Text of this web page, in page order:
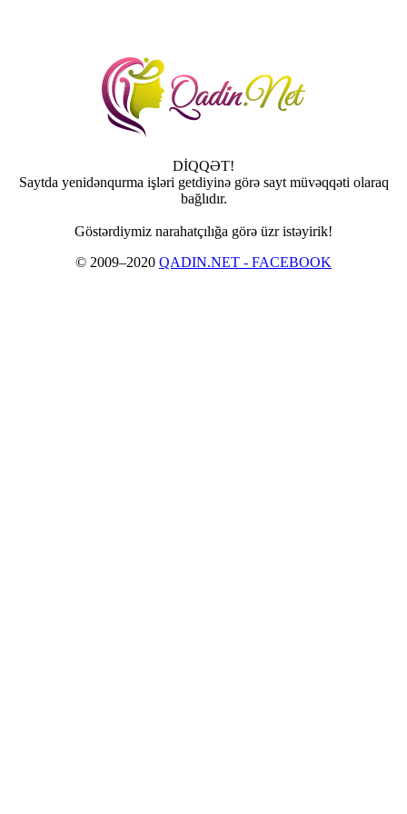
DİQQƏT!
Saytda yenidənqurma işləri getdiyinə görə sayt müvəqqəti olaraq
bağlıdır.
Göstərdiymiz narahatçılığa görə üzr istəyirik!
© 2009–2020 QADIN.NET - FACEBOOK